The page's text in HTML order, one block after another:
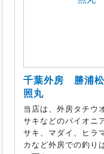
千葉外房 勝浦
照丸
当店は、外房タチウ
サキなどのパイオニ
サキ、マダイ、ヒラ
カなど外房での釣り